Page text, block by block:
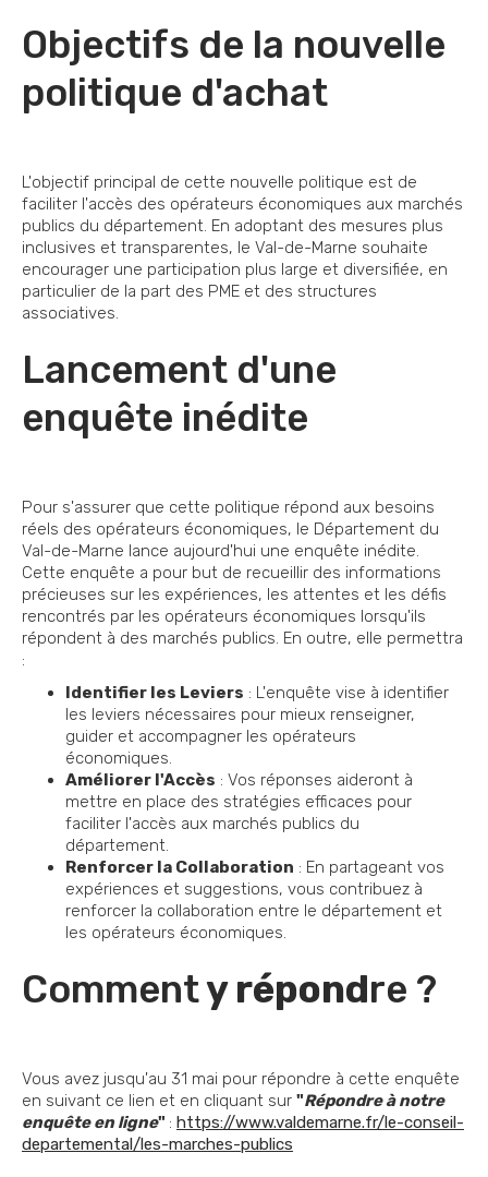
Objectifs de la nouvelle
politique d'achat
L'objectif principal de cette nouvelle politique est de
faciliter l'accès des opérateurs économiques aux marchés
publics du département. En adoptant des mesures plus
inclusives et transparentes, le Val-de-Marne souhaite
encourager une participation plus large et diversifiée, en
particulier de la part des PME et des structures
associatives.
Lancement d'une
enquête inédite
Pour s'assurer que cette politique répond aux besoins
réels des opérateurs économiques, le Département du
Val-de-Marne lance aujourd'hui une enquête inédite.
Cette enquête a pour but de recueillir des informations
précieuses sur les expériences, les attentes et les défis
rencontrés par les opérateurs économiques lorsqu'ils
répondent à des marchés publics. En outre, elle permettra
:
Identifier les Leviers : L'enquête vise à identifier
les leviers nécessaires pour mieux renseigner,
guider et accompagner les opérateurs
économiques.
Améliorer l'Accès : Vos réponses aideront à
mettre en place des stratégies efficaces pour
faciliter l'accès aux marchés publics du
département.
Renforcer la Collaboration : En partageant vos
expériences et suggestions, vous contribuez à
renforcer la collaboration entre le département et
les opérateurs économiques.
Commenty répondre ?
Vous avez jusqu'au 31 mai pour répondre à cette enquête
en suivant ce lien et en cliquant sur "Répondre à notre
enquête en ligne" : https://www.valdemarne.fr/le-conseil-
departemental/les-marches-publics